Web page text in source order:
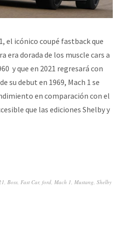
el icónico coupé fastback que
era dorada de los muscle cars a
y que en 2021 regresará con
su debut en 1969, Mach 1 se
en comparación con el
que las ediciones Shelby y
Boss Fast Car, ford Mach 1 Mustang Shelby